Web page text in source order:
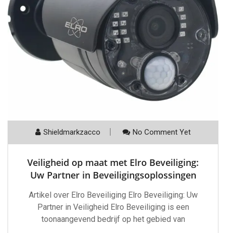
Shieldmarkzacco No Comment Yet
Veiligheid op maat met Elro Beveiliging:
Uw Partner in Beveiligingsoplossingen
Artikel over Elro Beveiliging Elro Beveiliging: Uw
Partner in Veiligheid Elro Beveiliging is een
toonaangevend bedrijf op het gebied van